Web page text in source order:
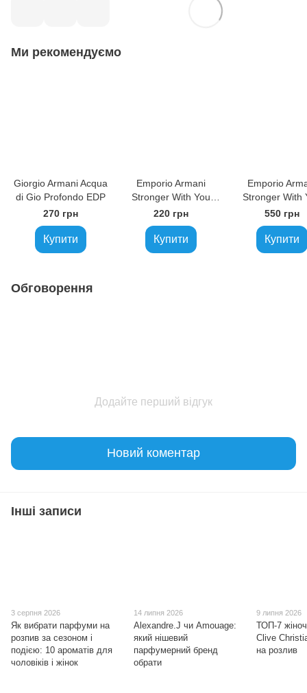
Ми рекомендуємо
Giorgio Armani Acqua
di Gio Profondo EDP
270 грн
Купити
Emporio Armani
Stronger With You
Leather EDP
220 грн
Купити
Emporio
Stronger With
EDT
550 грн
Купити
Обговорення
Додайте перший відгук
Новий коментар
Інші записи
3 серпня 2026
Як вибрати парфуми на
розпив за сезоном і
подією: 10 ароматів для
чоловіків і жінок
14 липня 2026
Alexandre.J чи Amouage:
який нішевий
парфумерний бренд
обрати
9 липня 2026
ТОП-7
Clive
на розлив